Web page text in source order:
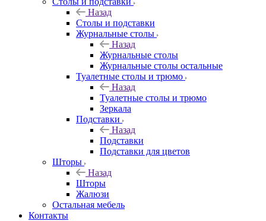
Назад
Столы и подставки
Журнальные столы
Назад
Журнальные столы
Журнальные столы остальные
Туалетные столы и трюмо
Назад
Туалетные столы и трюмо
Зеркала
Подставки
Назад
Подставки
Подставки для цветов
Шторы
Назад
Шторы
Жалюзи
Остальная мебель
Контакты